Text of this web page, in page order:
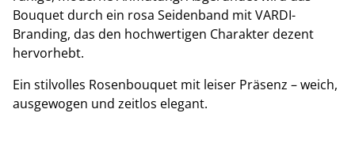
Bouquet durch ein rosa Seidenband mit VARDI-
Branding, das den hochwertigen Charakter dezent
hervorhebt.
Ein stilvolles Rosenbouquet mit leiser Präsenz – weich,
ausgewogen und zeitlos elegant.